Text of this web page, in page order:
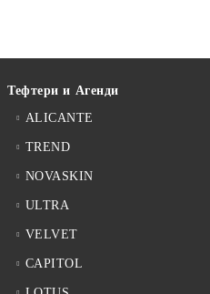
Тефтери и Агенди
ALICANTE
TREND
NOVASKIN
ULTRA
VELVET
CAPITOL